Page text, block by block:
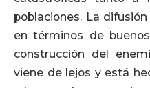
poblaciones. La
en términos de
construcción del
viene de lejos y está